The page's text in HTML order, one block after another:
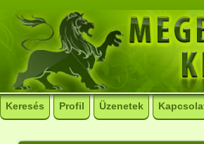
Keresés Profil Üzenetek